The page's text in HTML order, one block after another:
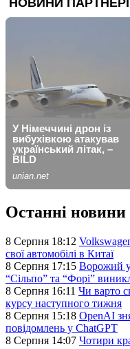
Останні новини
8 Серпня 18:12
свої автомобілі в Китаї
8 Серпня 17:15 Ворожий
“Сільпо” та “Форі”
8 Серпня 16:11 Чи варто
курсу наступного тижня
8 Серпня 15:18 OpenAI
повідомлень у ChatGPT
8 Серпня 14:07 Чотири